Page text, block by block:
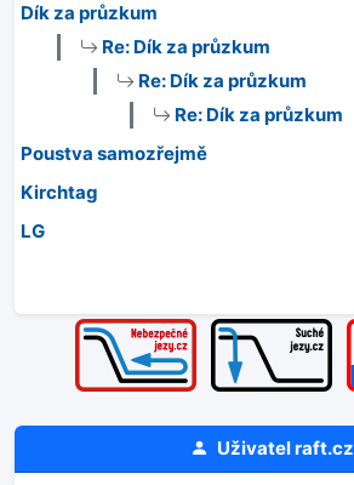
Dík za průzkum
Re: Dík za průzkum
Re: Dík za průzkum
Re: Dík za průzkum
Poustva samozřejmě
Kirchtag
LG
Uživatelraft.cz